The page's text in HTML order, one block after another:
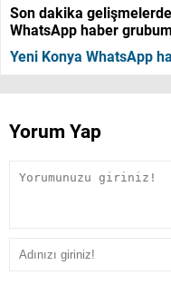
Son dakika
WhatsApp haber
Yeni Konya WhatsApp
Yorum Yap